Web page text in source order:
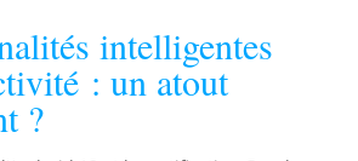
avec 1920 x 1080
pixels avec 500
lumens ANSI et
intelligentes
: un atout
?